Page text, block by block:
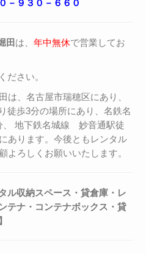
－９３０－６６０
田 は、 年中無休で営業してお
ださい。
は、名古屋市瑞穂区にあり、
歩3分の場所にあり、名鉄名
地下鉄名城線 妙音通駅徒
あります。今後ともレンタル
よろしくお願いいたします。
ル収納スペース・貸倉庫・レ
テナ・コンテナボックス・ 貸